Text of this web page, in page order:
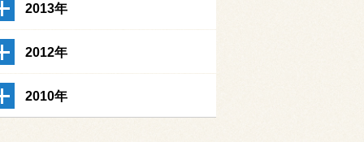
2013年
2012年
2010年